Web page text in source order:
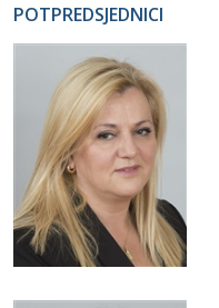
POTPREDSJEDNICI